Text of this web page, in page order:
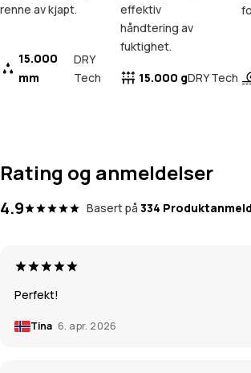
renne av kjapt.
15.000
mm
DRY
Tech
effektiv
håndtering av
fuktighet.
15.000 gDRY Tech
Rating og anmeldelser
4.9 Basert på 334
Perfekt!
Tina 6. apr. 2026